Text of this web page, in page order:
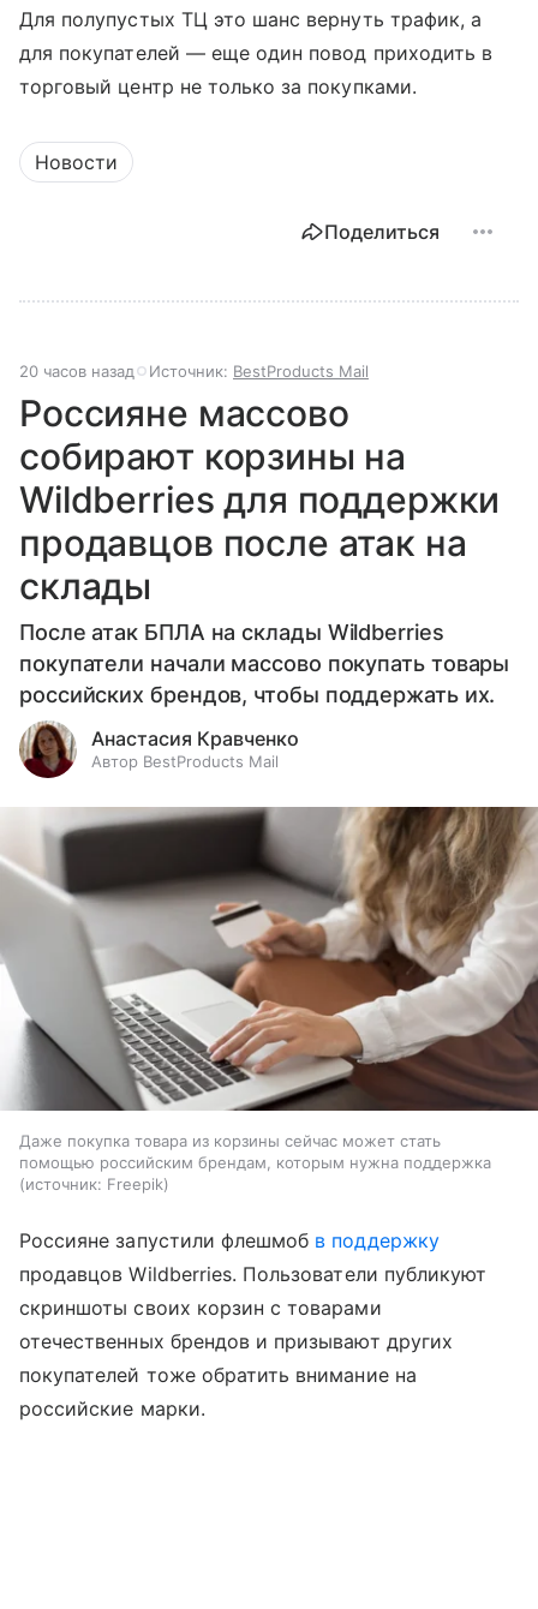
Для полупустых ТЦ это шанс вернуть трафик, а
для покупателей — еще один повод приходить в
торговый центр не только за покупками.
Новости
Поделиться
20 часов назад Источник: BestProducts Mail
Россияне массово
собирают корзины на
Wildberries для поддержки
продавцов после атак на
склады
После атак БПЛА на склады Wildberries
покупатели начали массово покупать товары
российских брендов, чтобы поддержать их.
Анастасия Кравченко
Автор BestProducts Mail
Даже покупка товара из корзины сейчас может стать
помощью российским брендам, которым нужна поддержка
источник: Freepik
Россияне запустили флешмоб в поддержку
продавцов Wildberries. Пользователи публикуют
скриншоты своих корзин с товарами
отечественных брендов и призывают других
покупателей тоже обратить внимание на
российские марки.